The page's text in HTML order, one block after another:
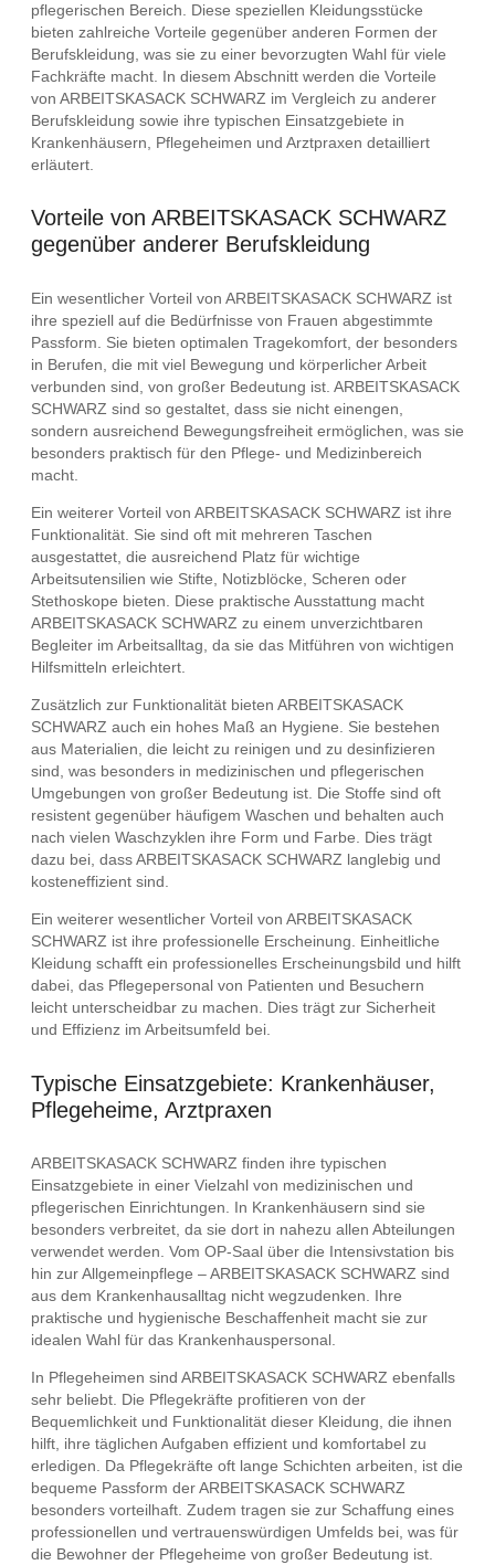
pflegerischen Bereich. Diese speziellen Kleidungsstücke
bieten zahlreiche Vorteile gegenüber anderen Formen der
Berufskleidung, was sie zu einer bevorzugten Wahl für viele
Fachkräfte macht. In diesem Abschnitt werden die Vorteile
von ARBEITSKASACK SCHWARZ im Vergleich zu anderer
Berufskleidung sowie ihre typischen Einsatzgebiete in
Krankenhäusern, Pflegeheimen und Arztpraxen detailliert
erläutert.
Vorteile von ARBEITSKASACK SCHWARZ
gegenüber anderer Berufskleidung
Ein wesentlicher Vorteil von ARBEITSKASACK SCHWARZ ist
ihre speziell auf die Bedürfnisse von Frauen abgestimmte
Passform. Sie bieten optimalen Tragekomfort, der besonders
in Berufen, die mit viel Bewegung und körperlicher Arbeit
verbunden sind, von großer Bedeutung ist. ARBEITSKASACK
SCHWARZ sind so gestaltet, dass sie nicht einengen,
sondern ausreichend Bewegungsfreiheit ermöglichen, was sie
besonders praktisch für den Pflege- und Medizinbereich
macht.
Ein weiterer Vorteil von ARBEITSKASACK SCHWARZ ist ihre
Funktionalität. Sie sind oft mit mehreren Taschen
ausgestattet, die ausreichend Platz für wichtige
Arbeitsutensilien wie Stifte, Notizblöcke, Scheren oder
Stethoskope bieten. Diese praktische Ausstattung macht
ARBEITSKASACK SCHWARZ zu einem unverzichtbaren
Begleiter im Arbeitsalltag, da sie das Mitführen von wichtigen
Hilfsmitteln erleichtert.
Zusätzlich zur Funktionalität bieten ARBEITSKASACK
SCHWARZ auch ein hohes Maß an Hygiene. Sie bestehen
aus Materialien, die leicht zu reinigen und zu desinfizieren
sind, was besonders in medizinischen und pflegerischen
Umgebungen von großer Bedeutung ist. Die Stoffe sind oft
resistent gegenüber häufigem Waschen und behalten auch
nach vielen Waschzyklen ihre Form und Farbe. Dies trägt
dazu bei, dass ARBEITSKASACK SCHWARZ langlebig und
kosteneffizient sind.
Ein weiterer wesentlicher Vorteil von ARBEITSKASACK
SCHWARZ ist ihre professionelle Erscheinung. Einheitliche
Kleidung schafft ein professionelles Erscheinungsbild und hilft
dabei, das Pflegepersonal von Patienten und Besuchern
leicht unterscheidbar zu machen. Dies trägt zur Sicherheit
und Effizienz im Arbeitsumfeld bei.
Typische Einsatzgebiete: Krankenhäuser,
Pflegeheime, Arztpraxen
ARBEITSKASACK SCHWARZ finden ihre typischen
Einsatzgebiete in einer Vielzahl von medizinischen und
pflegerischen Einrichtungen. In Krankenhäusern sind sie
besonders verbreitet, da sie dort in nahezu allen Abteilungen
verwendet werden. Vom OP-Saal über die Intensivstation bis
hin zur Allgemeinpflege – ARBEITSKASACK SCHWARZ sind
aus dem Krankenhausalltag nicht wegzudenken. Ihre
praktische und hygienische Beschaffenheit macht sie zur
idealen Wahl für das Krankenhauspersonal.
In Pflegeheimen sind ARBEITSKASACK SCHWARZ ebenfalls
sehr beliebt. Die Pflegekräfte profitieren von der
Bequemlichkeit und Funktionalität dieser Kleidung, die ihnen
hilft, ihre täglichen Aufgaben effizient und komfortabel zu
erledigen. Da Pflegekräfte oft lange Schichten arbeiten, ist die
bequeme Passform der ARBEITSKASACK SCHWARZ
besonders vorteilhaft. Zudem tragen sie zur Schaffung eines
professionellen und vertrauenswürdigen Umfelds bei, was für
die Bewohner der Pflegeheime von großer Bedeutung ist.